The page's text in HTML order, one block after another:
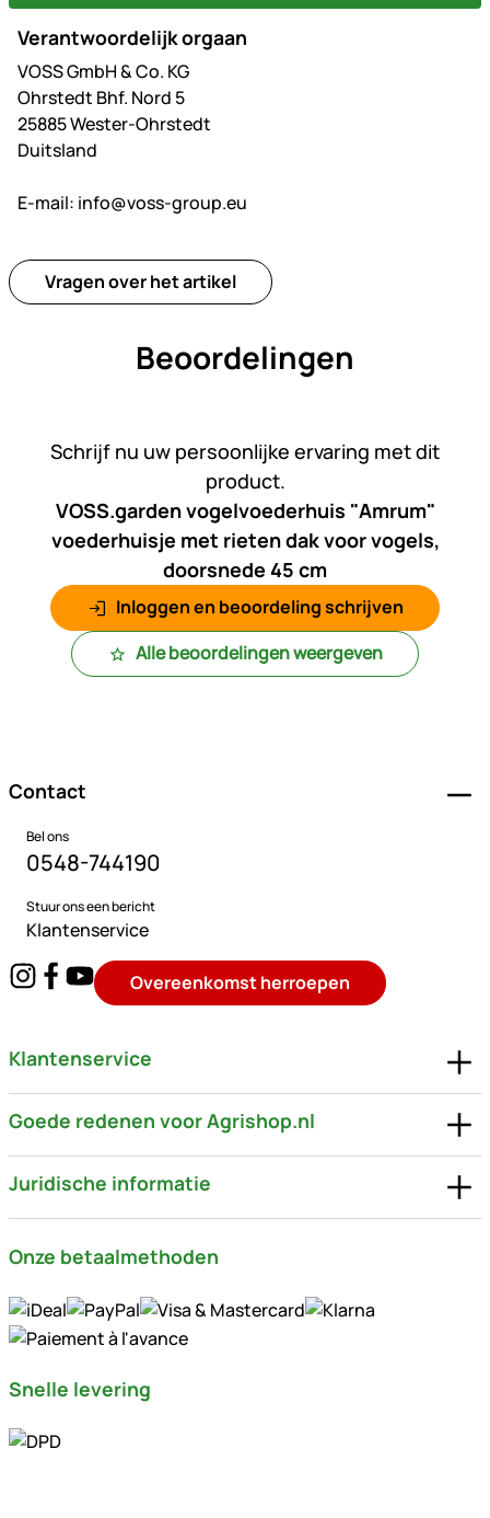
Verantwoordelijk orgaan
VOSS GmbH & Co. KG
Ohrstedt Bhf. Nord 5
25885 Wester-Ohrstedt
Duitsland
E-mail: info@voss-group.eu
Vragen over het artikel
Beoordelingen
Schrijf nu uw persoonlijke ervaring met dit
product.
VOSS.garden vogelvoederhuis "Amrum"
voederhuisje met rieten dak voor vogels,
doorsnede 45 cm
Inloggen en beoordeling schrijven
Alle beoordelingen weergeven
Contact
Bel ons
0548-744190
Stuur ons een bericht
Klantenservice
Overeenkomst herroepen
Klantenservice
Goede redenen voor Agrishop.nl
Juridische informatie
Onze betaalmethoden
Snelle levering